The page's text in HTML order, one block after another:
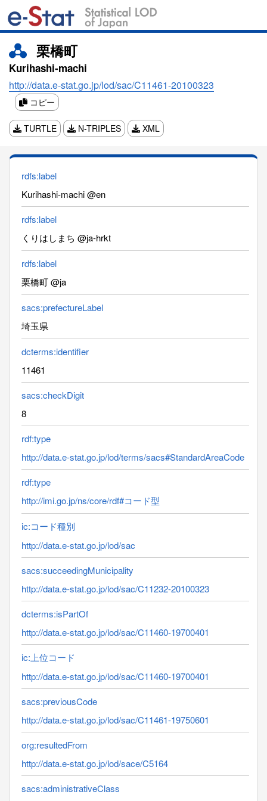
栗橋町
Kurihashi-machi
http://data.e-stat.go.jp/lod/sac/C11461-20100323
コピー
TURTLE N-TRIPLES XML
rdfs:label
Kurihashi-machi @en
rdfs:label
くりはしまち @ja-hrkt
rdfs:label
栗橋町 @ja
sacs:prefectureLabel
埼玉県
dcterms:identifier
11461
sacs:checkDigit
8
rdf:type
http://data.e-stat.go.jp/lod/terms/sacs#StandardAreaCode
rdf:type
http://imi.go.jp/ns/core/rdf#コード型
ic:コード種別
http://data.e-stat.go.jp/lod/sac
sacs:succeedingMunicipality
http://data.e-stat.go.jp/lod/sac/C11232-20100323
dcterms:isPartOf
http://data.e-stat.go.jp/lod/sac/C11460-19700401
ic:上位コード
http://data.e-stat.go.jp/lod/sac/C11460-19700401
sacs:previousCode
http://data.e-stat.go.jp/lod/sac/C11461-19750601
org:resultedFrom
http://data.e-stat.go.jp/lod/sace/C5164
sacs:administrativeClass